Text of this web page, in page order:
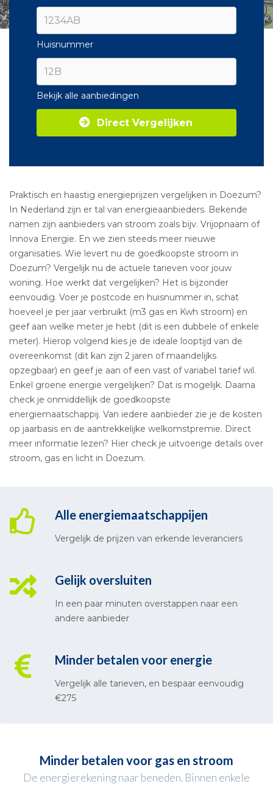
Huisnummer
Bekijk alle aanbiedingen
Direct Vergelijken
Praktisch en haastig energieprijzen vergelijken in Doezum?
In Nederland zijn er tal van energieaanbieders. Bekende
namen zijn aanbieders van stroom zoals bijv. Vrijopnaam of
Innova Energie. En we zien steeds meer nieuwe
organisaties. Wie levert nu de goedkoopste stroom in
Doezum? Vergelijk nu de actuele tarieven voor jouw
woning. Hoe werkt dat vergelijken? Het is bijzonder
eenvoudig. Voer je postcode en huisnummer in, schat
hoeveel je per jaar verbruikt (m3 gas en Kwh stroom) en
geef aan welke meter je hebt (dit is een dubbele of enkele
meter). Hierop volgend kies je de ideale looptijd van de
overeenkomst (dit kan zijn 2 jaren of maandelijks
opzegbaar) en geef je aan of een vast of variabel tarief wil.
Enkel groene energie vergelijken? Dat is mogelijk. Daarna
check je onmiddellijk de goedkoopste
energiemaatschappij. Van iedere aanbieder zie je de kosten
op jaarbasis en de aantrekkelijke welkomstpremie. Direct
meer informatie lezen? Hier check je uitvoerige details over
stroom, gas en licht in Doezum.
Alle energiemaatschappijen
Vergelijk de prijzen van erkende leveranciers
Gelijk oversluiten
In een paar minuten overstappen naar een
andere aanbieder
Minder betalen voor energie
Vergelijk alle tarieven, en bespaar eenvoudig
€275
Minder betalen voor gas en stroom
De energierekening naar beneden. Binnen enkele